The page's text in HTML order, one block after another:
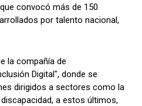
convocó más de 150
por talento nacional,
la compañía de
Digital", donde se
dirigidos a sectores como la
a estos últimos,